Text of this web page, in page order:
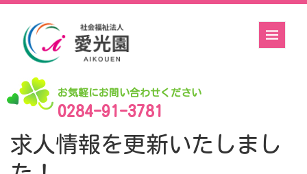
お気軽にお問い合わせください
0284-91-3781
求人情報を更新いたしまし